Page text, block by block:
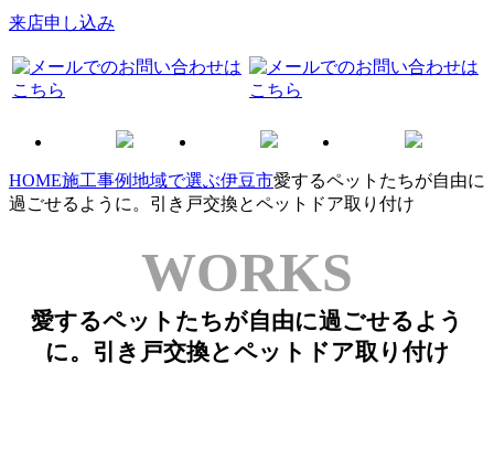
来店申し込み
HOME施工事例地域で選ぶ伊豆市愛するペットたちが自由に
過ごせるように。引き戸交換とペットドア取り付け
WORKS
愛するペットたちが自由に過ごせるよう
に。引き戸交換とペットドア取り付け